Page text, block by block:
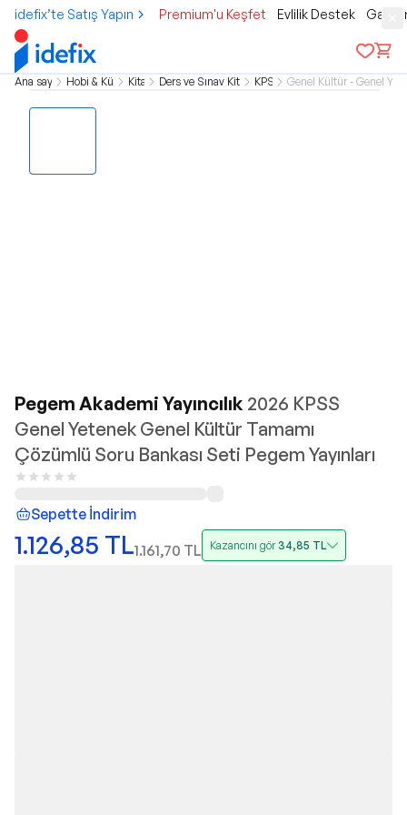
idefix’te Satış Yapın Premium'u Keşfet Evlilik Destek
Ana sayfa Hobi & KültürKitap Ders ve Sınav KitaplarıKPSS Genel Kültür - Genel
Pegem Akademi Yayıncılık 2026 KPSS
Genel Yetenek Genel Kültür Tamamı
Çözümlü Soru Bankası Seti Pegem Yayınları
Sepette İndirim
1.126,85 TL1.161,70 TL Kazancını gör34,85 TL